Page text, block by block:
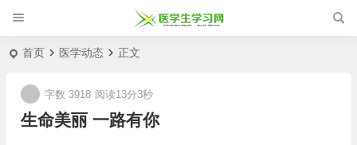
首页 医学动态 正文
生命美丽 一路有你
字数 3918 阅读13分3秒